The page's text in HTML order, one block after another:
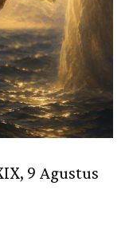
9 Agustus